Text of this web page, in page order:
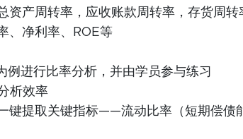
资产周转率，应收账款周转率，存货周转
、净利率、ROE等
例进行比率分析，并由学员参与练习
析效率
键提取关键指标——流动比率（短期偿债